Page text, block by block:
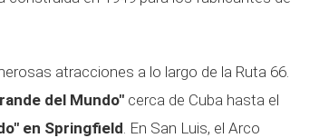
atracciones a lo largo de la Ruta 66.
del Mundo" cerca de Cuba hasta el
en Springfield. En San Luis, el Arco